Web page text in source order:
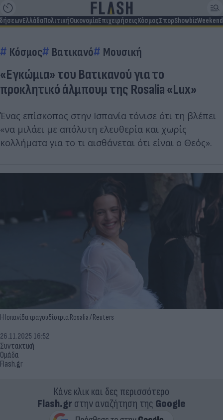
ΕλλάδαΠολιτικήΟικονομίαΕπιχειρήσειςΚόσμοςΣπορShowbizWeekend
Κόσμος Βατικανό Μουσική
«Εγκώμια» του Βατικανού για το
προκλητικό άλμπουμ της Rosalia «Lux»
Ένας επίσκοπος στην Ισπανία τόνισε ότι τη βλέπει
«να μιλάει με απόλυτη ελευθερία και χωρίς
κολλήματα για το τι αισθάνεται ότι είναι ο Θεός».
Η Ισπανίδα τραγουδίστρια Rosalia / Reuters
Συντακτική
Ομάδα
Flash.gr
26.11.2025 16:52
Κάνε κλικ και δες περισσότερο
Flash.grστην αναζήτηση της Google